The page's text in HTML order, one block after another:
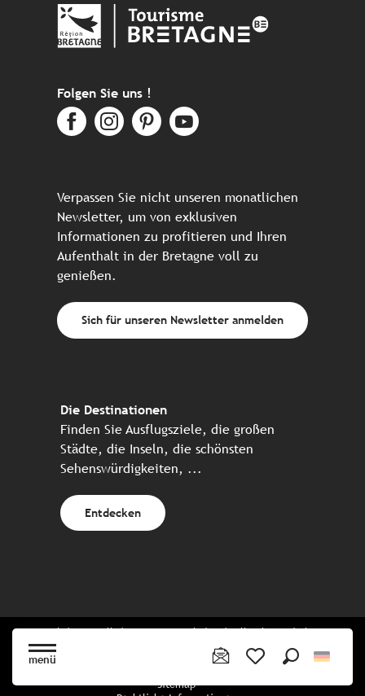
menü
Folgen Sie uns !
Verpassen Sie nicht unseren monatlichen
Newsletter, um von exklusiven
Informationen zu profitieren und Ihren
Aufenthalt in der Bretagne voll zu
genießen.
Sich für unseren Newsletter anmelden
Die Destinationen
Finden Sie Ausflugsziele, die großen
Städte, die Inseln, die schönsten
Sehenswürdigkeiten, ...
Entdecken
Website erstellt in Zusammenarbeit mit allen bretonischen
Tourismuspartnern
Sitemap